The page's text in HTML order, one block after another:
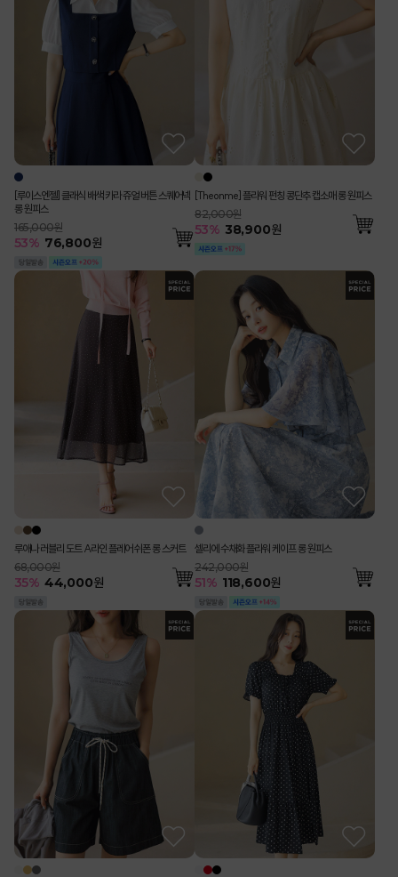
[루이스엔젤] 클래식 배색 카라 쥬얼 버튼 스퀘어넥
롱 원피스
165,000원
53% 76,800원
[Theonme] 플라워 펀칭 콩단추 캡소매 롱 원피스
82,000원
53% 38,900원
루애나 러블리 도트 A라인 플레어 쉬폰 롱 스커트
68,000원
35% 44,000원
셀리에 수채화 플라워 케이프 롱 원피스
242,000원
51% 118,600원